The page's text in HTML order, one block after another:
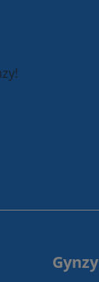
Gynzy